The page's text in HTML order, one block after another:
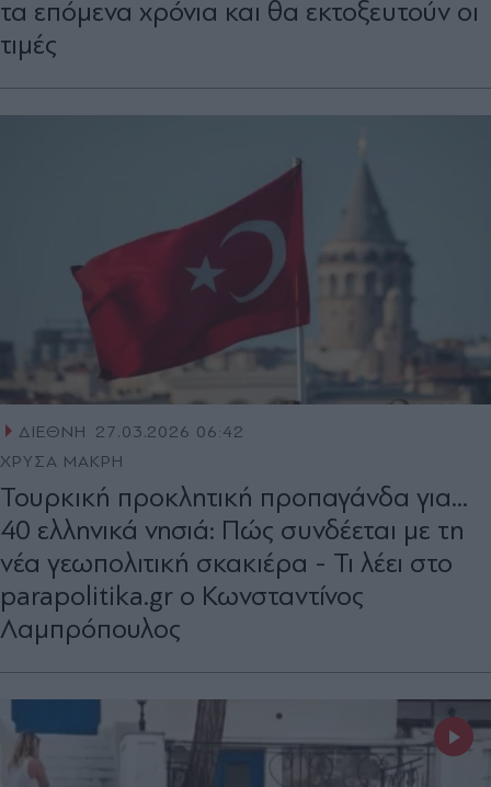
τα επόμενα χρόνια και θα εκτοξευτούν οι
τιμές
ΔΙΕΘΝΗ
27.03.2026 06:42
ΧΡΥΣΑ ΜΑΚΡΗ
Τουρκική προκλητική προπαγάνδα για...
40 ελληνικά νησιά: Πώς συνδέεται με τη
νέα γεωπολιτική σκακιέρα - Τι λέει στο
parapolitika.gr ο Κωνσταντίνος
Λαμπρόπουλος